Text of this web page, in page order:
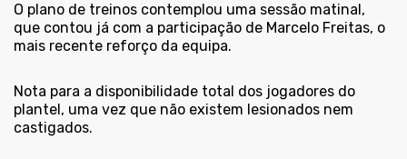
O plano de treinos contemplou uma sessão matinal,
que contou já com a participação de Marcelo Freitas, o
mais recente reforço da equipa.
Nota para a disponibilidade total dos jogadores do
plantel, uma vez que não existem lesionados nem
castigados.